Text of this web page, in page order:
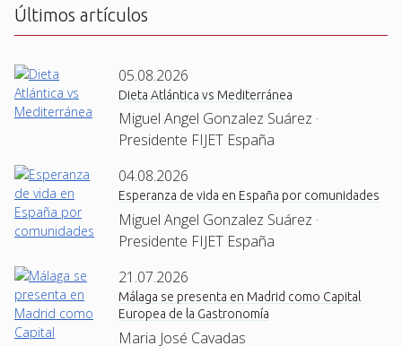
Últimos artículos
05.08.2026
Dieta Atlántica vs Mediterránea
Miguel Angel Gonzalez Suárez ·
Presidente FIJET España
04.08.2026
Esperanza de vida en España por comunidades
Miguel Angel Gonzalez Suárez ·
Presidente FIJET España
21.07.2026
Málaga se presenta en Madrid como Capital
Europea de la Gastronomía
Maria José Cavadas